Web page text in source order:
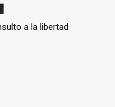
a la libertad